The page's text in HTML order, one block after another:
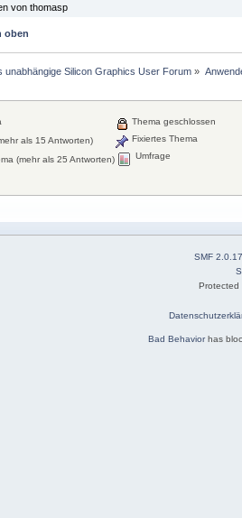
von thomasp
oben
unabhängige Silicon Graphics User Forum »
als 15 Antworten)
(mehr als 25 Antworten)
Thema geschlossen
Fixiertes Thema
Umfrage
SMF 2.0.17
Bad Behaviorhas